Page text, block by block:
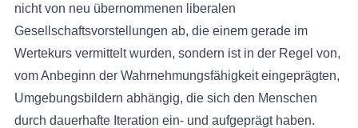
nicht von neu übernommenen liberalen
Gesellschaftsvorstellungen ab, die einem gerade im
Wertekurs vermittelt wurden, sondern ist in der Regel von,
vom Anbeginn der Wahrnehmungsfähigkeit eingeprägten,
Umgebungsbildern abhängig, die sich den Menschen
durch dauerhafte Iteration ein- und aufgeprägt haben.